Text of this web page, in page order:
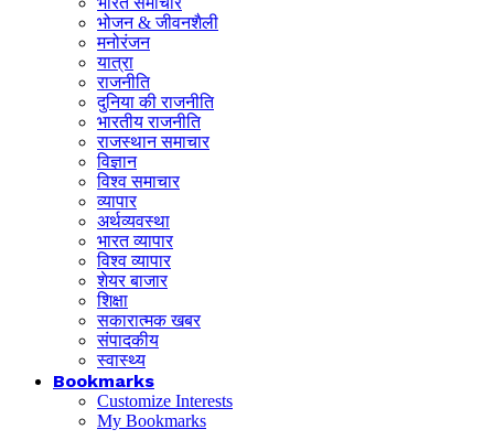
भोजन & जीवनशैली
मनोरंजन
यात्रा
राजनीति
दुनिया की राजनीति
भारतीय राजनीति
राजस्थान समाचार
विज्ञान
विश्व समाचार
व्यापार
अर्थव्यवस्था
भारत व्यापार
विश्व व्यापार
शेयर बाजार
शिक्षा
सकारात्मक खबर
संपादकीय
स्वास्थ्य
Bookmarks
Customize Interests
My Bookmarks